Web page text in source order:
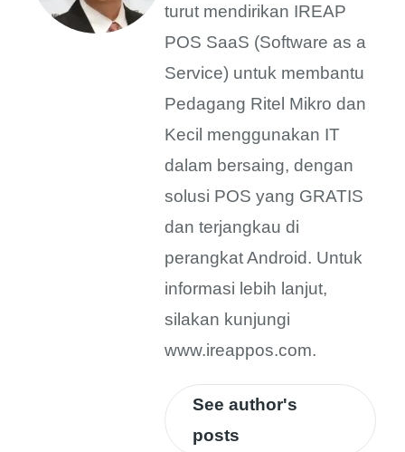
turut mendirikan IREAP
POS SaaS (Software as a
Service) untuk membantu
Pedagang Ritel Mikro dan
Kecil menggunakan IT
dalam bersaing, dengan
solusi POS yang GRATIS
dan terjangkau di
perangkat Android. Untuk
informasi lebih lanjut,
silakan kunjungi
www.ireappos.com.
See author's
posts